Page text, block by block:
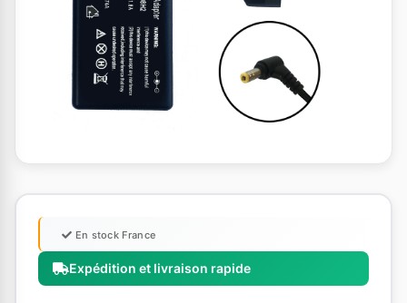
Expédition et livraison rapide
En stock France